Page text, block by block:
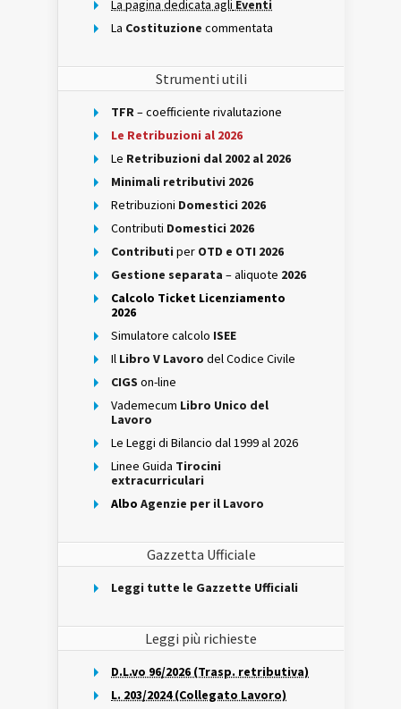
La pagina dedicata agli Eventi
La Costituzione commentata
Strumenti utili
TFR– coefficiente rivalutazione
Le Retribuzioni al 2026
Le Retribuzioni dal 2002 al 2026
Minimali retributivi 2026
Retribuzioni Domestici 2026
Contributi Domestici 2026
Contributi per OTD e OTI 2026
Gestione separata – aliquote 2026
Calcolo Ticket Licenziamento
2026
Simulatore calcolo ISEE
Il Libro V Lavoro del Codice Civile
CIGS on-line
Vademecum Libro Unico del
Lavoro
Le Leggi di Bilancio dal 1999 al 2026
Linee Guida Tirocini
extracurriculari
Albo Agenzie per il Lavoro
Gazzetta Ufficiale
Leggi tutte le Gazzette Ufficiali
Leggi più richieste
D.L.vo 96/2026 (Trasp. retributiva)
L. 203/2024 (Collegato Lavoro)